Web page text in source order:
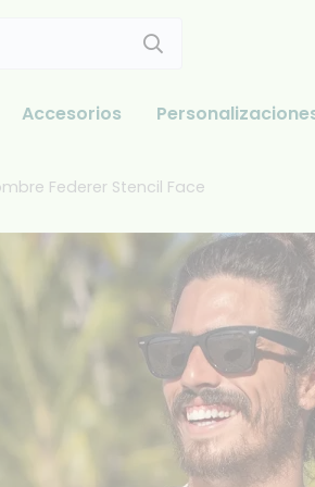
Accesorios
Federer Stencil Face